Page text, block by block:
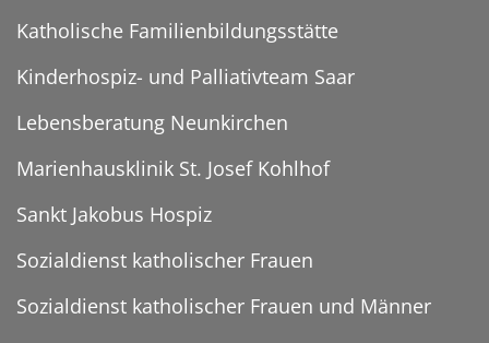
Katholische Familienbildungsstätte
Kinderhospiz- und Palliativteam Saar
Lebensberatung Neunkirchen
Marienhausklinik St. Josef Kohlhof
Sankt Jakobus Hospiz
Sozialdienst katholischer Frauen
Sozialdienst katholischer Frauen und Männer